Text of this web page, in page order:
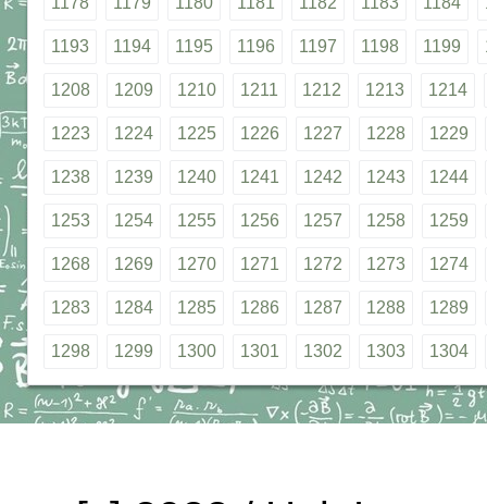
1193 1194 1195 1196 1197 1198 1199
1208 1209 1210 1211 1212 1213 1214
1223 1224 1225 1226 1227 1228 1229
1238 1239 1240 1241 1242 1243 1244
1253 1254 1255 1256 1257 1258 1259
1268 1269 1270 1271 1272 1273 1274
1283 1284 1285 1286 1287 1288 1289
1298 1299 1300 1301 1302 1303 1304